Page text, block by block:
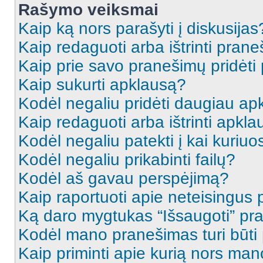
Rašymo veiksmai
Kaip ką nors parašyti į
Kaip redaguoti arba ištrinti
Kaip prie savo pranešimų pridėti
Kaip sukurti apklausą?
Kodėl negaliu pridėti daugiau
Kaip redaguoti arba ištrinti
Kodėl negaliu patekti į kai
Kodėl negaliu prikabinti failų?
Kodėl aš gavau perspėjimą?
Kaip raportuoti apie neteisingus
Ką daro mygtukas “Išsaugoti”
Kodėl mano pranešimas turi būti
Kaip priminti apie kurią nors